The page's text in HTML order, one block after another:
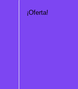
¡Oferta!